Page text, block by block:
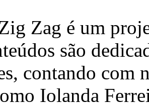
Zag é um
são
contando com
Iolanda